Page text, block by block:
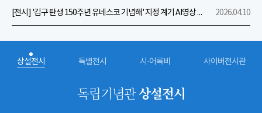
[전시] '김구 탄생 150주년 유네스코 기념해' 지정 계기 AI영상 국민공모 개최 안내
2026.04.10
상설전시 특별전시 시·어록비 사이버전시관
독립기념관상설전시